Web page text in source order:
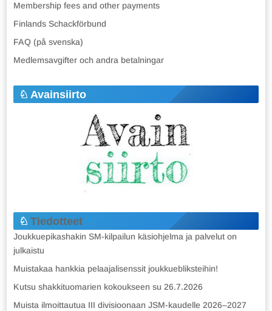
Membership fees and other payments
Finlands Schackförbund
FAQ (på svenska)
Medlemsavgifter och andra betalningar
Avainsiirto
Tiedotteet
Joukkuepikashakin SM-kilpailun käsiohjelma ja palvelut on
julkaistu
Muistakaa hankkia pelaajalisenssit joukkuebliksteihin!
Kutsu shakkituomarien kokoukseen su 26.7.2026
Muista ilmoittautua III divisioonaan JSM-kaudelle 2026–2027